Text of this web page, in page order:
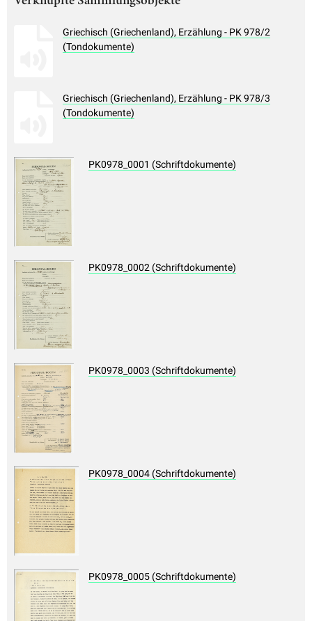
Griechisch (Griechenland), Erzählung - PK 978/2
(Tondokumente)
Griechisch (Griechenland), Erzählung - PK 978/3
(Tondokumente)
PK0978_0001 (Schriftdokumente)
PK0978_0002 (Schriftdokumente)
PK0978_0003 (Schriftdokumente)
PK0978_0004 (Schriftdokumente)
PK0978_0005 (Schriftdokumente)